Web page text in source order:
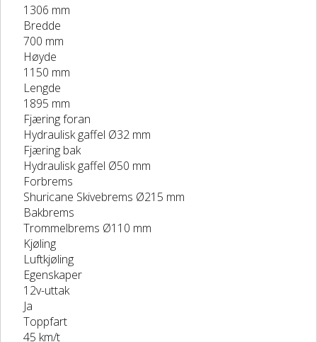
1306 mm
Bredde
700 mm
Høyde
1150 mm
Lengde
1895 mm
Fjæring foran
Hydraulisk gaffel Ø32 mm
Fjæring bak
Hydraulisk gaffel Ø50 mm
Forbrems
Shuricane Skivebrems Ø215 mm
Bakbrems
Trommelbrems Ø110 mm
Kjøling
Luftkjøling
Egenskaper
12v-uttak
Ja
Toppfart
45 km/t